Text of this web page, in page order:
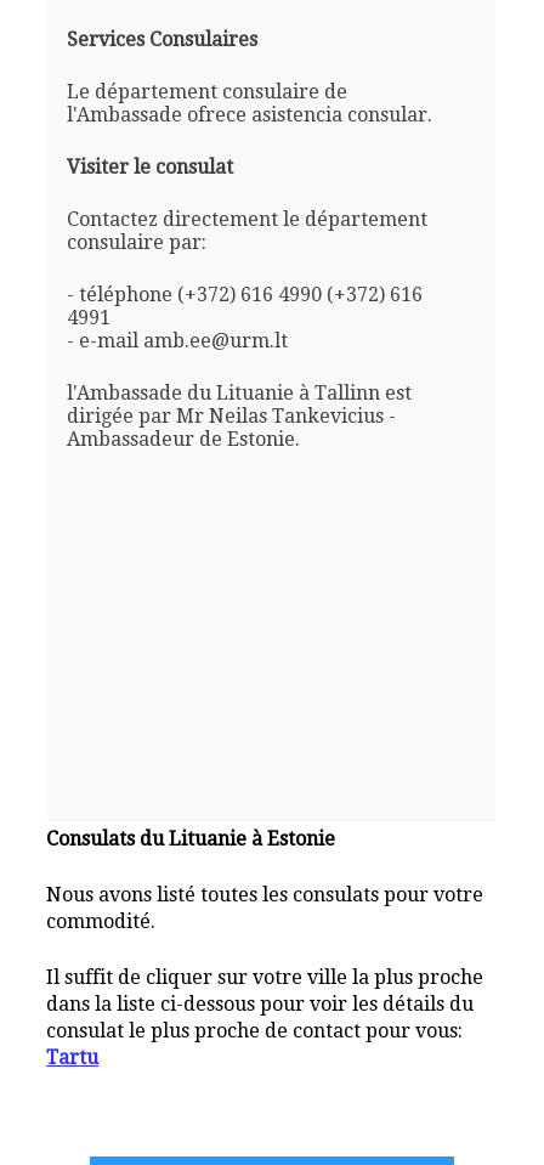
Services Consulaires
Le département consulaire de
l'Ambassade ofrece asistencia consular.
Visiter le consulat
Contactez directement le département
consulaire par:
- téléphone (+372) 616 4990 (+372) 616
4991
- e-mail amb.ee@urm.lt
l'Ambassade du Lituanie à Tallinn est
dirigée par Mr Neilas Tankevicius -
Ambassadeur de Estonie.
Consulats du Lituanie à Estonie
Nous avons listé toutes les consulats pour votre
commodité.
Il suffit de cliquer sur votre ville la plus proche
dans la liste ci-dessous pour voir les détails du
consulat le plus proche de contact pour vous:
Tartu